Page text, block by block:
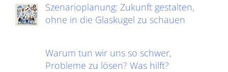
Szenarioplanung: Zukunft gestalten,
ohne in die Glaskugel zu schauen
Warum tun wir uns so schwer,
Probleme zu lösen? Was hilft?